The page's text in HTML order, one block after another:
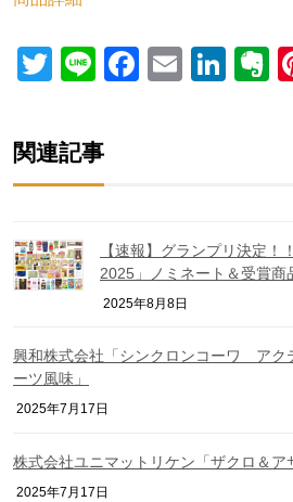
Twitter
LineFacebook
Email
関連記事
【速報】グランプリ決定！
2025」ノミネート＆受賞商
2025年8月8日
興和株式会社「シンクロンコーワ アク
ーツ風味」
2025年7月17日
株式会社ユニマットリケン「ザクロ＆ア
2025年7月17日